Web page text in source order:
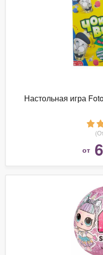
Настольная игра
от